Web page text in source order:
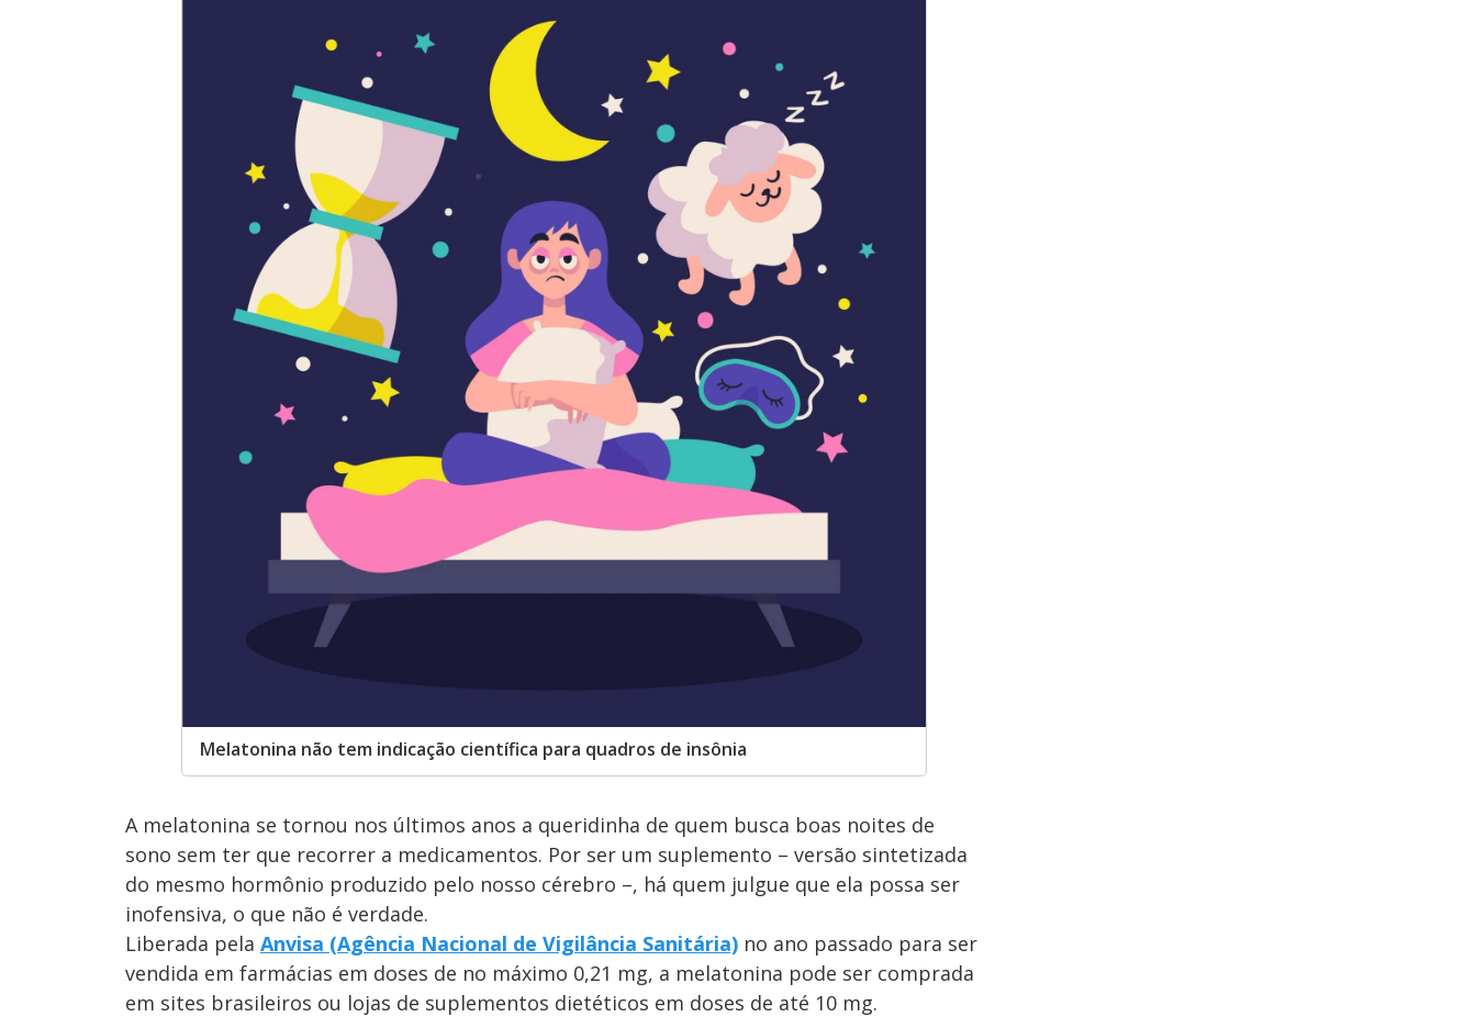
Melatonina não tem indicação científica para quadros de insônia
A melatonina se tornou nos últimos anos a queridinha de quem busca boas noites de
sono sem ter que recorrer a medicamentos. Por ser um suplemento – versão sintetizada
do mesmo hormônio produzido pelo nosso cérebro –, há quem julgue que ela possa ser
inofensiva, o que não é verdade.
Liberada pela Anvisa (Agência Nacional de Vigilância Sanitária) no ano passado para ser
vendida em farmácias em doses de no máximo 0,21 mg, a melatonina pode ser comprada
em sites brasileiros ou lojas de suplementos dietéticos em doses de até 10 mg.